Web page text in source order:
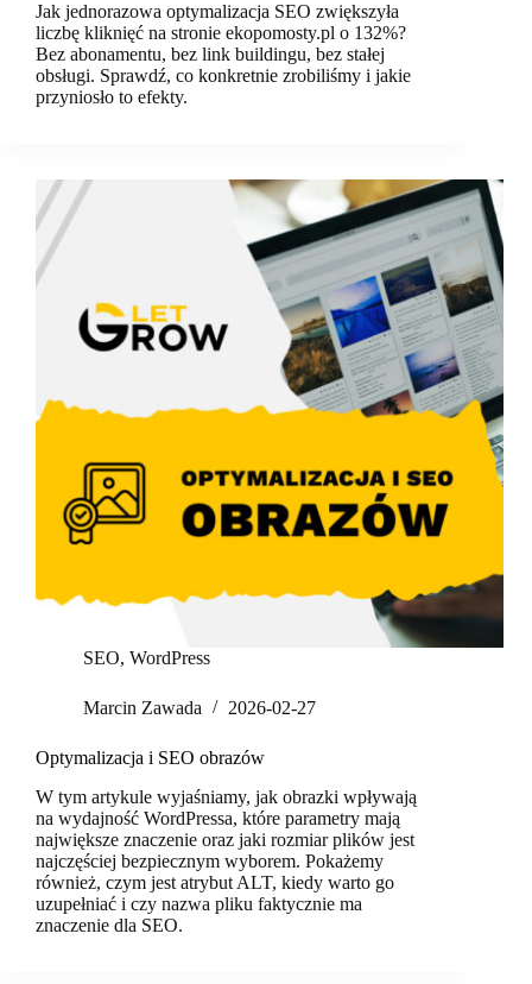
Jak jednorazowa optymalizacja SEO zwiększyła
liczbę kliknięć na stronie ekopomosty.pl o 132%?
Bez abonamentu, bez link buildingu, bez stałej
obsługi. Sprawdź, co konkretnie zrobiliśmy i jakie
przyniosło to efekty.
SEO, WordPress
Marcin Zawada 2026-02-27
Optymalizacja i SEO obrazów
W tym artykule wyjaśniamy, jak obrazki wpływają
na wydajność WordPressa, które parametry mają
największe znaczenie oraz jaki rozmiar plików jest
najczęściej bezpiecznym wyborem. Pokażemy
również, czym jest atrybut ALT, kiedy warto go
uzupełniać i czy nazwa pliku faktycznie ma
znaczenie dla SEO.